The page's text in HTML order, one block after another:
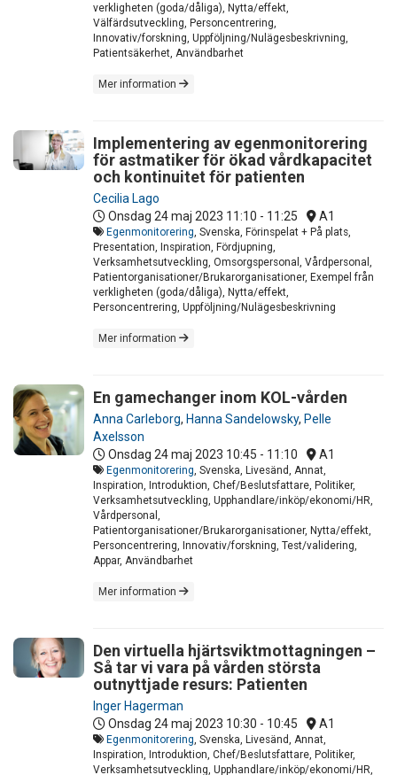
verkligheten (goda/dåliga), Nytta/effekt,
Välfärdsutveckling, Personcentrering,
Innovativ/forskning, Uppföljning/Nulägesbeskrivning,
Patientsäkerhet, Användbarhet
Mer information
Implementering av egenmonitorering
för astmatiker för ökad vårdkapacitet
och kontinuitet för patienten
Cecilia Lago
Onsdag 24 maj 2023 11:10 - 11:25 A1
Egenmonitorering , Svenska, Förinspelat + På plats,
Presentation, Inspiration, Fördjupning,
Verksamhetsutveckling, Omsorgspersonal, Vårdpersonal,
Patientorganisationer/Brukarorganisationer, Exempel från
verkligheten (goda/dåliga), Nytta/effekt,
Personcentrering, Uppföljning/Nulägesbeskrivning
Mer information
En gamechanger inom KOL-vården
Anna Carleborg, Hanna Sandelowsky, Pelle
Axelsson
Onsdag 24 maj 2023 10:45 - 11:10 A1
Egenmonitorering , Svenska, Livesänd, Annat,
Inspiration, Introduktion, Chef/Beslutsfattare, Politiker,
Verksamhetsutveckling, Upphandlare/inköp/ekonomi/HR,
Vårdpersonal,
Patientorganisationer/Brukarorganisationer, Nytta/effekt,
Personcentrering, Innovativ/forskning, Test/validering,
Appar, Användbarhet
Mer information
Den virtuella hjärtsviktmottagningen –
Så tar vi vara på vården största
outnyttjade resurs: Patienten
Inger Hagerman
Onsdag 24 maj 2023 10:30 - 10:45 A1
Egenmonitorering , Svenska, Livesänd, Annat,
Inspiration, Introduktion, Chef/Beslutsfattare, Politiker,
Verksamhetsutveckling, Upphandlare/inköp/ekonomi/HR,